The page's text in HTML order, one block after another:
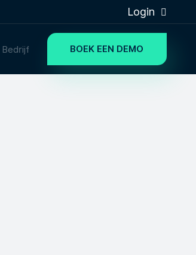
Login
Bedrijf BOEK EEN DEMO